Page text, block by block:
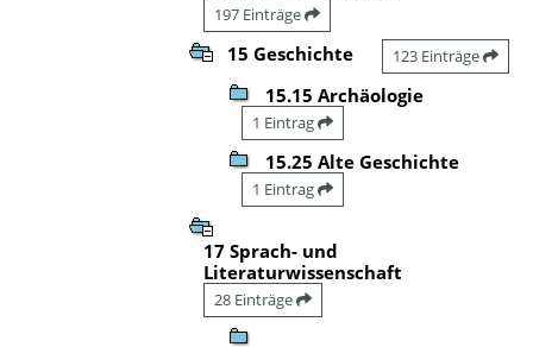
197 Einträge
15 Geschichte 123 Einträge
15.15 Archäologie
1 Eintrag
15.25 Alte Geschichte
1 Eintrag
17 Sprach- und
Literaturwissenschaft
28 Einträge